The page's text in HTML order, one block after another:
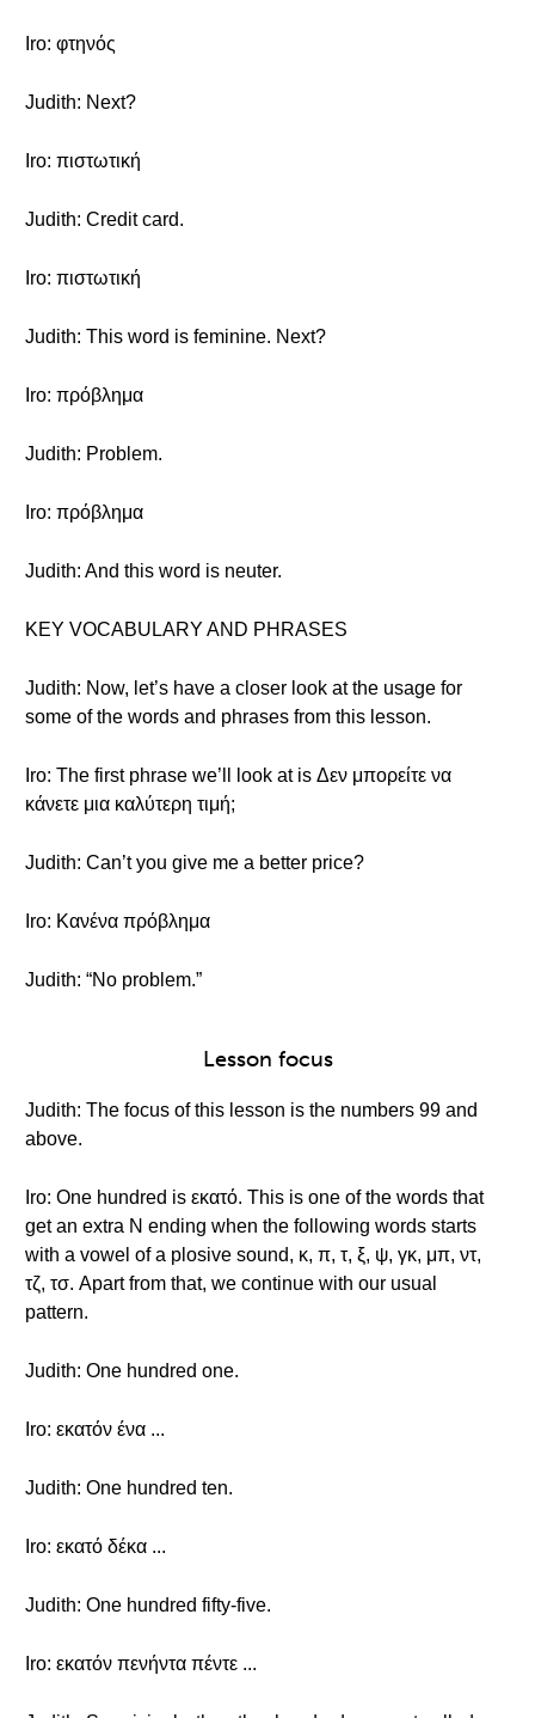
Iro: φτηνός
Judith: Next?
Iro: πιστωτική
Judith: Credit card.
Iro: πιστωτική
Judith: This word is feminine. Next?
Iro: πρόβλημα
Judith: Problem.
Iro: πρόβλημα
Judith: And this word is neuter.
KEY VOCABULARY AND PHRASES
Judith: Now, let’s have a closer look at the usage for
some of the words and phrases from this lesson.
Iro: The first phrase we’ll look at is Δεν μπορείτε να
κάνετε μια καλύτερη τιμή;
Judith: Can’t you give me a better price?
Iro: Κανένα πρόβλημα
Judith: “No problem.”
Lesson focus
Judith: The focus of this lesson is the numbers 99 and
above.
Iro: One hundred is εκατό. This is one of the words that
get an extra N ending when the following words starts
with a vowel of a plosive sound, κ, π, τ, ξ, ψ, γκ, μπ, ντ,
τζ, τσ. Apart from that, we continue with our usual
pattern.
Judith: One hundred one.
Iro: εκατόν ένα ...
Judith: One hundred ten.
Iro: εκατό δέκα ...
Judith: One hundred fifty-five.
Iro: εκατόν πενήντα πέντε ...